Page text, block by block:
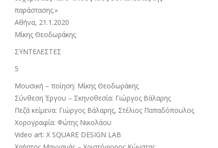
παράστασης.»
Αθήνα, 21.1.2020
Μίκης Θεοδωράκης
ΣΥΝΤΕΛΕΣΤΕΣ
5
Μουσική – ποίηση: Μίκης Θεοδωράκης
Σύνθεση Έργου – Σκηνοθεσία: Γιώργος Βάλαρης
Πεζά κείμενα: Γιώργος Βάλαρης, Στέλιος Παπαδόπουλος
Χορογραφία: Φώτης Νικολάου
Video art: X SQUARE DESIGN LAB